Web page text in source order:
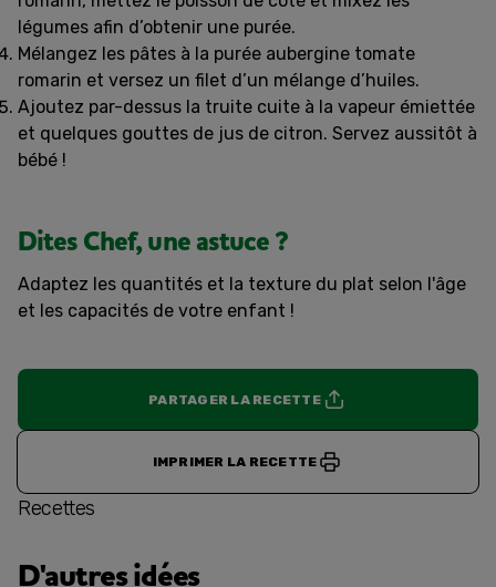
légumes afin d’obtenir une purée.
Mélangez les pâtes à la purée aubergine tomate
romarin et versez un filet d’un mélange d’huiles.
Ajoutez par-dessus la truite cuite à la vapeur émiettée
et quelques gouttes de jus de citron. Servez aussitôt à
bébé !
Dites Chef, une astuce ?
Adaptez les quantités et la texture du plat selon l'âge
et les capacités de votre enfant !
PARTAGER LA RECETTE
IMPRIMER LA RECETTE
Recettes
D'autres idées